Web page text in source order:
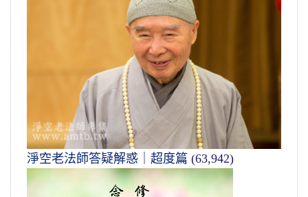
淨空老法師答疑解惑｜超度篇 (63,942)